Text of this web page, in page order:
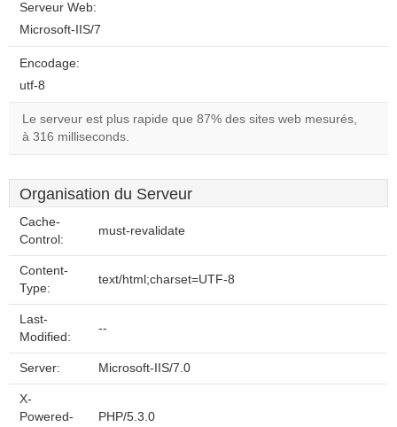
Serveur Web:
Microsoft-IIS/7
Encodage:
utf-8
Le serveur est plus rapide que 87% des sites web mesurés,
à 316 milliseconds.
Organisation du Serveur
Cache-
Control:
must-revalidate
Content-
Type:
text/html;charset=UTF-8
Last-
Modified:
--
Server: Microsoft-IIS/7.0
X-
Powered-
PHP/5.3.0